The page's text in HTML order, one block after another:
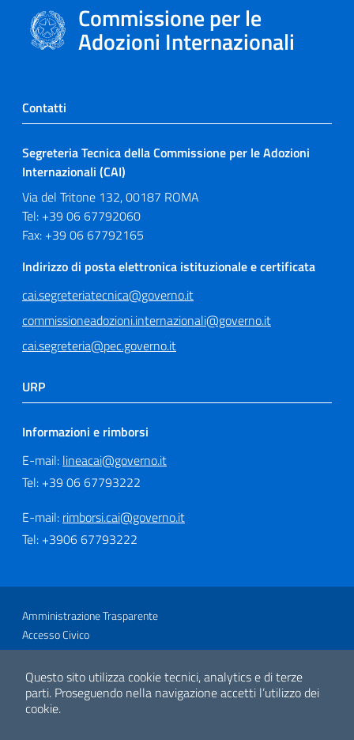
Questo sito utilizza cookie tecnici, analytics e di terze
parti. Proseguendo nella navigazione accetti l’utilizzo dei
cookie.
Commissione per le
Adozioni Internazionali
Contatti
Segreteria Tecnica della Commissione per le Adozioni
Internazionali (CAI)
Via del Tritone 132, 00187 ROMA
Tel: +39 06 67792060
Fax: +39 06 67792165
Indirizzo di posta elettronica istituzionale e certificata
cai.segreteriatecnica@governo.it
commissioneadozioni.internazionali@governo.it
cai.segreteria@pec.governo.it
URP
Informazioni e rimborsi
E-mail: lineacai@governo.it
Tel: +39 06 67793222
E-mail: rimborsi.cai@governo.it
Tel: +3906 67793222
Sezione Link Utili
Amministrazione Trasparente
Accesso Civico
Glossario
Link utili
Mappa del sito
Privacy e Cookie Policy